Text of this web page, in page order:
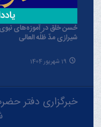
حُسن خلق در آموزه‌های نبوی
شیرازی مدّ ظلّه العالی
19 شهریور 1404
خبرگزاری دفتر